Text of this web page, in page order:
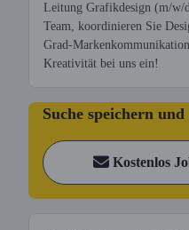
Leitung Grafikdesign (m/w/
Team, koordinieren Sie
Grad-
Kreativität bei uns ein!
Suche speichern
Kostenlos